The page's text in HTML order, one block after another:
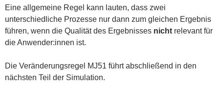
Eine allgemeine Regel kann lauten, dass zwei
unterschiedliche Prozesse nur dann zum gleichen Ergebnis
führen, wenn die Qualität des Ergebnisses nicht relevant für
die Anwender:innen ist.
Die Veränderungsregel MJ51 führt abschließend in den
nächsten Teil der Simulation.